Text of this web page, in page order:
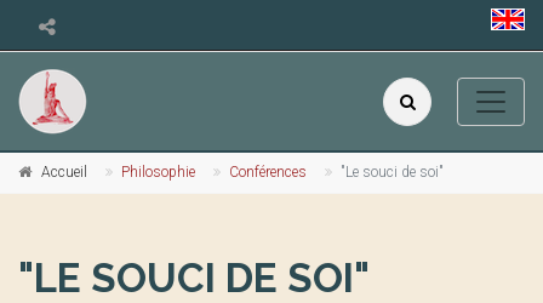
Accueil Philosophie Conférences "Le souci de soi"
"LE SOUCI DE SOI"